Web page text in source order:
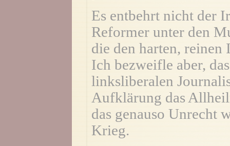
Es entbehrt nicht der
Reformer unter den
die den harten,
Ich bezweifle aber,
linksliberalen
Aufklärung das
das genauso Unrecht
Krieg.